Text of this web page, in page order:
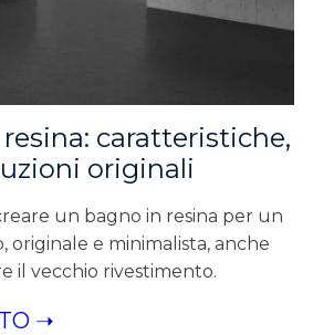
caratteristiche,
originali
un bagno in resina per un
originale e minimalista, anche
il vecchio rivestimento.
➝